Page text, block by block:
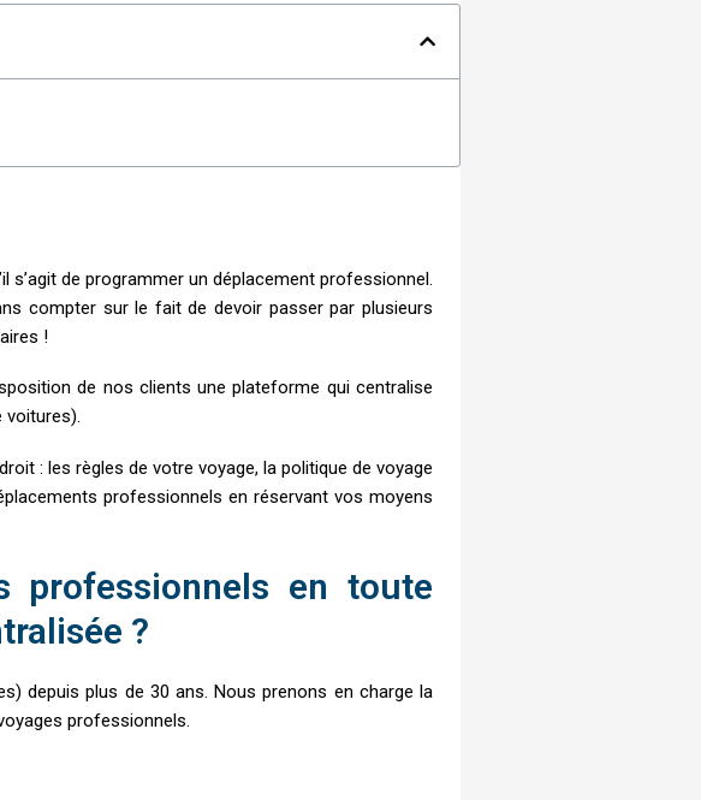
de programmer un déplacement professionnel.
compter sur le fait de devoir passer par plusieurs
!
de nos clients une plateforme qui centralise
voitures).
: les règles de votre voyage, la politique de voyage
professionnels en réservant vos moyens
professionnels en toute
?
depuis plus de 30 ans. Nous prenons en charge la
professionnels.